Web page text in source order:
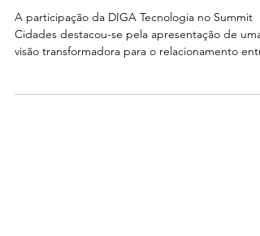
A participação da DIGA Tecnologia no Summit
Cidades destacou-se pela apresentação de uma
visão transformadora para o relacionamento